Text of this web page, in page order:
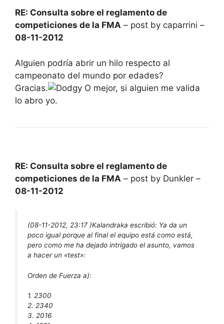
RE: Consulta sobre el reglamento de
competiciones de la FMA – post by caparrini –
08-11-2012
Alguien podría abrir un hilo respecto al
campeonato del mundo por edades?
Gracias.
O mejor, si alguien me valida
lo abro yo.
RE: Consulta sobre el reglamento de
competiciones de la FMA – post by Dunkler –
08-11-2012
(08-11-2012, 23:17 )Kalandraka escribió: Ya da un
poco igual porque al final el equipo está como está,
pero como me ha dejado intrigado el asunto, vamos
a hacer un «test»:
Orden de Fuerza a):
1. 2300
2. 2340
3. 2016